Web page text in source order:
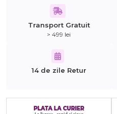
Transport Gratuit
> 499 lei
14 de zile Retur